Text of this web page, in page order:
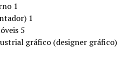
1
1
5
gráfico (designer gráfico)